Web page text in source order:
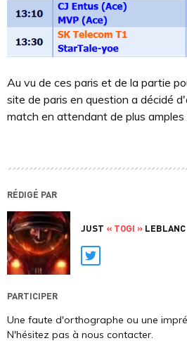
Au vu de ces paris et de la partie
site de paris en question a décidé
match en attendant de plus amples
RÉDIGÉ PAR
JUST « TOGI » LEBLANC
Twitter
PARTICIPER
Une faute d'orthographe ou une
N'hésitez pas à nous contacter.